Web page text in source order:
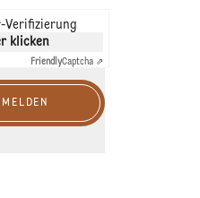
Verifizierung
klicken
FriendlyCaptcha ⇗